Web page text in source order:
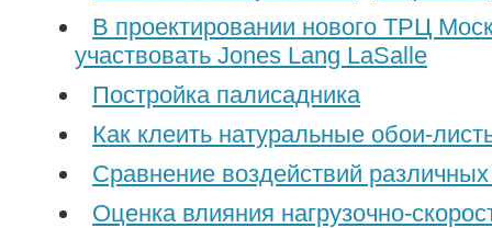
В проектировании нового ТРЦ
участвовать Jones Lang LaSalle
Постройка палисадника
Как клеить натуральные обои-
Сравнение воздействий различных
Оценка влияния нагрузочно-